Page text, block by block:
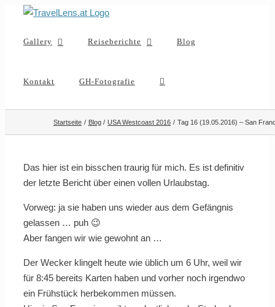
springenGallery Reiseberichte Blog
Kontakt GH-Fotografie
Startseite Blog USA Westcoast 2016 Tag 16 (19.05.2016) – San
Das hier ist ein bisschen traurig für mich. Es ist definitiv
der letzte Bericht über einen vollen Urlaubstag.
Vorweg: ja sie haben uns wieder aus dem Gefängnis
gelassen … puh 😉
Aber fangen wir wie gewohnt an …
Der Wecker klingelt heute wie üblich um 6 Uhr, weil wir
für 8:45 bereits Karten haben und vorher noch irgendwo
ein Frühstück herbekommen müssen.